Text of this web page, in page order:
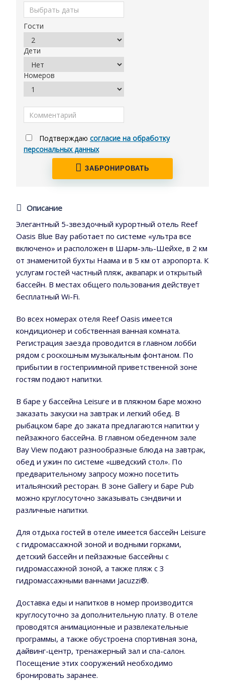
Гости
Дети
Номеров
Подтверждаю согласие на обработку
персональных данных
ЗАБРОНИРОВАТЬ
Описание
Элегантный 5-звездочный курортный отель Reef
Oasis Blue Bay работает по системе «ультра все
включено» и расположен в Шарм-эль-Шейхе, в 2 км
от знаменитой бухты Наама и в 5 км от аэропорта. К
услугам гостей частный пляж, аквапарк и открытый
бассейн. В местах общего пользования действует
бесплатный Wi-Fi.
Во всех номерах отеля Reef Oasis имеется
кондиционер и собственная ванная комната.
Регистрация заезда проводится в главном лобби
рядом с роскошным музыкальным фонтаном. По
прибытии в гостеприимной приветственной зоне
гостям подают напитки.
В баре у бассейна Leisure и в пляжном баре можно
заказать закуски на завтрак и легкий обед. В
рыбацком баре до заката предлагаются напитки у
пейзажного бассейна. В главном обеденном зале
Bay View подают разнообразные блюда на завтрак,
обед и ужин по системе «шведский стол». По
предварительному запросу можно посетить
итальянский ресторан. В зоне Gallery и баре Pub
можно круглосуточно заказывать сэндвичи и
различные напитки.
Для отдыха гостей в отеле имеется бассейн Leisure
с гидромассажной зоной и водными горками,
детский бассейн и пейзажные бассейны с
гидромассажной зоной, а также пляж с 3
гидромассажными ваннами Jacuzzi®.
Доставка еды и напитков в номер производится
круглосуточно за дополнительную плату. В отеле
проводятся анимационные и развлекательные
программы, а также обустроена спортивная зона,
дайвинг-центр, тренажерный зал и спа-салон.
Посещение этих сооружений необходимо
бронировать заранее.